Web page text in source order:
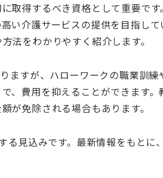
取得するべき資格として重要です
い介護サービスの提供を目指して
法をわかりやすく紹介します。
ますが、ハローワークの職業訓練
、費用を抑えることができます。
が免除される場合もあります。
見込みです。最新情報をもとに